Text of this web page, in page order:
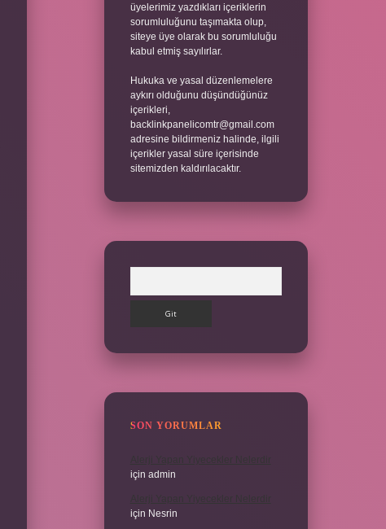
üyelerimiz yazdıkları içeriklerin
sorumluluğunu taşımakta olup,
siteye üye olarak bu sorumluluğu
kabul etmiş sayılırlar.
Hukuka ve yasal düzenlemelere
aykırı olduğunu düşündüğünüz
içerikleri,
backlinkpanelicomtr@gmail.com
adresine bildirmeniz halinde, ilgili
içerikler yasal süre içerisinde
sitemizden kaldırılacaktır.
SON YORUMLAR
için admin
için Nesrin